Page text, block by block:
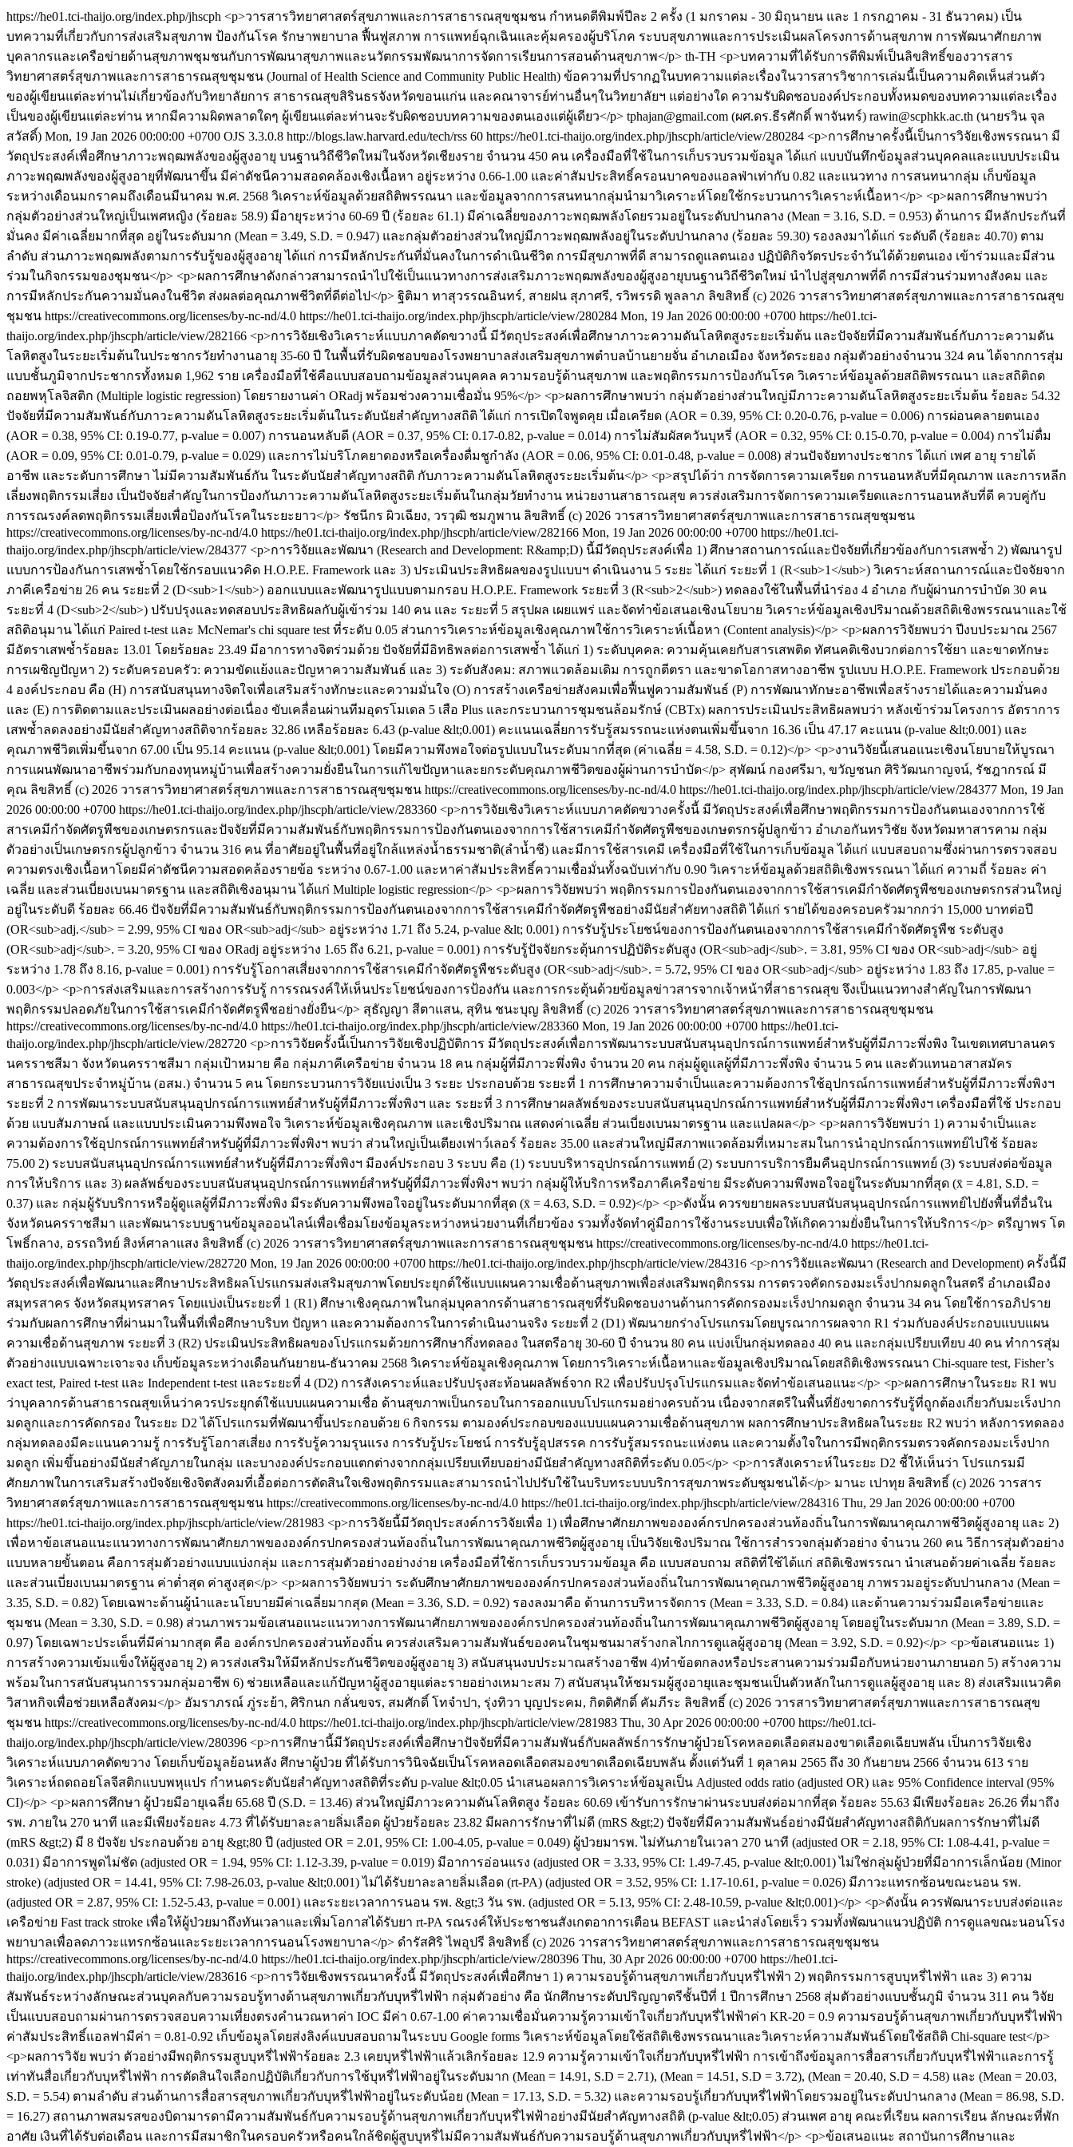
https://he01.tci-thaijo.org/index.php/jhscph <p>วารสารวิทยาศาสตร์สุขภาพและการสาธารณสุขชุมชน กำหนดตีพิมพ์ปีละ 2 ครั้ง (1 มกราคม - 30 มิถุนายน และ 1 กรกฎาคม - 31 ธันวาคม) เป็น
บทความที่เกี่ยวกับการส่งเสริมสุขภาพ ป้องกันโรค รักษาพยาบาล ฟื้นฟูสภาพ การแพทย์ฉุกเฉินและคุ้มครองผู้บริโภค ระบบสุขภาพและการประเมินผลโครงการด้านสุขภาพ การพัฒนาศักยภาพ
บุคลากรและเครือข่ายด้านสุขภาพชุมชนกับการพัฒนาสุขภาพและนวัตกรรมพัฒนาการจัดการเรียนการสอนด้านสุขภาพ</p> th-TH <p>บทความที่ได้รับการตีพิมพ์เป็นลิขสิทธิ์ของวารสาร
วิทยาศาสตร์สุขภาพและการสาธารณสุขชุมชน (Journal of Health Science and Community Public Health) ข้อความที่ปรากฏในบทความแต่ละเรื่องในวารสารวิชาการเล่มนี้เป็นความคิดเห็นส่วนตัว
ของผู้เขียนแต่ละท่านไม่เกี่ยวข้องกับวิทยาลัยการ สาธารณสุขสิรินธรจังหวัดขอนแก่น และคณาจารย์ท่านอื่นๆในวิทยาลัยฯ แต่อย่างใด ความรับผิดชอบองค์ประกอบทั้งหมดของบทความแต่ละเรื่อง
เป็นของผู้เขียนแต่ละท่าน หากมีความผิดพลาดใดๆ ผู้เขียนแต่ละท่านจะรับผิดชอบบทความของตนเองแต่ผู้เดียว</p> tphajan@gmail.com (ผศ.ดร.ธีรศักดิ์ พาจันทร์) rawin@scphkk.ac.th (นายรวิน จุล
สวัสดิ์) Mon, 19 Jan 2026 00:00:00 +0700 OJS 3.3.0.8 http://blogs.law.harvard.edu/tech/rss 60 https://he01.tci-thaijo.org/index.php/jhscph/article/view/280284 <p>การศึกษาครั้งนี้เป็นการวิจัยเชิงพรรณนา มี
วัตถุประสงค์เพื่อศึกษาภาวะพฤฒพลังของผู้สูงอายุ บนฐานวิถีชีวิตใหม่ในจังหวัดเชียงราย จำนวน 450 คน เครื่องมือที่ใช้ในการเก็บรวบรวมข้อมูล ได้แก่ แบบบันทึกข้อมูลส่วนบุคคลและแบบประเมิน
ภาวะพฤฒพลังของผู้สูงอายุที่พัฒนาขึ้น มีค่าดัชนีความสอดคล้องเชิงเนื้อหา อยู่ระหว่าง 0.66-1.00 และค่าสัมประสิทธิ์ครอนบาคของแอลฟ่าเท่ากับ 0.82 และแนวทาง การสนทนากลุ่ม เก็บข้อมูล
ระหว่างเดือนมกราคมถึงเดือนมีนาคม พ.ศ. 2568 วิเคราะห์ข้อมูลด้วยสถิติพรรณนา และข้อมูลจากการสนทนากลุ่มนำมาวิเคราะห์โดยใช้กระบวนการวิเคราะห์เนื้อหา</p> <p>ผลการศึกษาพบว่า
กลุ่มตัวอย่างส่วนใหญ่เป็นเพศหญิง (ร้อยละ 58.9) มีอายุระหว่าง 60-69 ปี (ร้อยละ 61.1) มีค่าเฉลี่ยของภาวะพฤฒพลังโดยรวมอยู่ในระดับปานกลาง (Mean = 3.16, S.D. = 0.953) ด้านการ มีหลักประกันที่
มั่นคง มีค่าเฉลี่ยมากที่สุด อยู่ในระดับมาก (Mean = 3.49, S.D. = 0.947) และกลุ่มตัวอย่างส่วนใหญ่มีภาวะพฤฒพลังอยู่ในระดับปานกลาง (ร้อยละ 59.30) รองลงมาได้แก่ ระดับดี (ร้อยละ 40.70) ตาม
ลำดับ ส่วนภาวะพฤฒพลังตามการรับรู้ของผู้สูงอายุ ได้แก่ การมีหลักประกันที่มั่นคงในการดำเนินชีวิต การมีสุขภาพที่ดี สามารถดูแลตนเอง ปฏิบัติกิจวัตรประจำวันได้ด้วยตนเอง เข้าร่วมและมีส่วน
ร่วมในกิจกรรมของชุมชน</p> <p>ผลการศึกษาดังกล่าวสามารถนำไปใช้เป็นแนวทางการส่งเสริมภาวะพฤฒพลังของผู้สูงอายุบนฐานวิถีชีวิตใหม่ นำไปสู่สุขภาพที่ดี การมีส่วนร่วมทางสังคม และ
การมีหลักประกันความมั่นคงในชีวิต ส่งผลต่อคุณภาพชีวิตที่ดีต่อไป</p> ฐิติมา ทาสุวรรณอินทร์, สายฝน สุภาศรี, รวิพรรดิ พูลลาภ ลิขสิทธิ์ (c) 2026 วารสารวิทยาศาสตร์สุขภาพและการสาธารณสุข
ชุมชน https://creativecommons.org/licenses/by-nc-nd/4.0 https://he01.tci-thaijo.org/index.php/jhscph/article/view/280284 Mon, 19 Jan 2026 00:00:00 +0700 https://he01.tci-
thaijo.org/index.php/jhscph/article/view/282166 <p>การวิจัยเชิงวิเคราะห์แบบภาคตัดขวางนี้ มีวัตถุประสงค์เพื่อศึกษาภาวะความดันโลหิตสูงระยะเริ่มต้น และปัจจัยที่มีความสัมพันธ์กับภาวะความดัน
โลหิตสูงในระยะเริ่มต้นในประชากรวัยทำงานอายุ 35-60 ปี ในพื้นที่รับผิดชอบของโรงพยาบาลส่งเสริมสุขภาพตำบลบ้านยายจั่น อำเภอเมือง จังหวัดระยอง กลุ่มตัวอย่างจำนวน 324 คน ได้จากการสุ่ม
แบบชั้นภูมิจากประชากรทั้งหมด 1,962 ราย เครื่องมือที่ใช้คือแบบสอบถามข้อมูลส่วนบุคคล ความรอบรู้ด้านสุขภาพ และพฤติกรรมการป้องกันโรค วิเคราะห์ข้อมูลด้วยสถิติพรรณนา และสถิติถด
ถอยพหุโลจิสติก (Multiple logistic regression) โดยรายงานค่า ORadj พร้อมช่วงความเชื่อมั่น 95%</p> <p>ผลการศึกษาพบว่า กลุ่มตัวอย่างส่วนใหญ่มีภาวะความดันโลหิตสูงระยะเริ่มต้น ร้อยละ 54.32
ปัจจัยที่มีความสัมพันธ์กับภาวะความดันโลหิตสูงระยะเริ่มต้นในระดับนัยสำคัญทางสถิติ ได้แก่ การเปิดใจพูดคุย เมื่อเครียด (AOR = 0.39, 95% CI: 0.20-0.76, p-value = 0.006) การผ่อนคลายตนเอง
(AOR = 0.38, 95% CI: 0.19-0.77, p-value = 0.007) การนอนหลับดี (AOR = 0.37, 95% CI: 0.17-0.82, p-value = 0.014) การไม่สัมผัสควันบุหรี่ (AOR = 0.32, 95% CI: 0.15-0.70, p-value = 0.004) การไม่ดื่ม
(AOR = 0.09, 95% CI: 0.01-0.79, p-value = 0.029) และการไม่บริโภคยาดองหรือเครื่องดื่มชูกำลัง (AOR = 0.06, 95% CI: 0.01-0.48, p-value = 0.008) ส่วนปัจจัยทางประชากร ได้แก่ เพศ อายุ รายได้
อาชีพ และระดับการศึกษา ไม่มีความสัมพันธ์กัน ในระดับนัยสำคัญทางสถิติ กับภาวะความดันโลหิตสูงระยะเริ่มต้น</p> <p>สรุปได้ว่า การจัดการความเครียด การนอนหลับที่มีคุณภาพ และการหลีก
เลี่ยงพฤติกรรมเสี่ยง เป็นปัจจัยสำคัญในการป้องกันภาวะความดันโลหิตสูงระยะเริ่มต้นในกลุ่มวัยทำงาน หน่วยงานสาธารณสุข ควรส่งเสริมการจัดการความเครียดและการนอนหลับที่ดี ควบคู่กับ
การรณรงค์ลดพฤติกรรมเสี่ยงเพื่อป้องกันโรคในระยะยาว</p> รัชนีกร ผิวเฉียง, วรวุฒิ ชมภูพาน ลิขสิทธิ์ (c) 2026 วารสารวิทยาศาสตร์สุขภาพและการสาธารณสุขชุมชน
https://creativecommons.org/licenses/by-nc-nd/4.0 https://he01.tci-thaijo.org/index.php/jhscph/article/view/282166 Mon, 19 Jan 2026 00:00:00 +0700 https://he01.tci-
thaijo.org/index.php/jhscph/article/view/284377 <p>การวิจัยและพัฒนา (Research and Development: R&amp;D) นี้มีวัตถุประสงค์เพื่อ 1) ศึกษาสถานการณ์และปัจจัยที่เกี่ยวข้องกับการเสพซ้ำ 2) พัฒนารูป
แบบการป้องกันการเสพซ้ำโดยใช้กรอบแนวคิด H.O.P.E. Framework และ 3) ประเมินประสิทธิผลของรูปแบบฯ ดำเนินงาน 5 ระยะ ได้แก่ ระยะที่ 1 (R<sub>1</sub>) วิเคราะห์สถานการณ์และปัจจัยจาก
ภาคีเครือข่าย 26 คน ระยะที่ 2 (D<sub>1</sub>) ออกแบบและพัฒนารูปแบบตามกรอบ H.O.P.E. Framework ระยะที่ 3 (R<sub>2</sub>) ทดลองใช้ในพื้นที่นำร่อง 4 อำเภอ กับผู้ผ่านการบำบัด 30 คน
ระยะที่ 4 (D<sub>2</sub>) ปรับปรุงและทดสอบประสิทธิผลกับผู้เข้าร่วม 140 คน และ ระยะที่ 5 สรุปผล เผยแพร่ และจัดทำข้อเสนอเชิงนโยบาย วิเคราะห์ข้อมูลเชิงปริมาณด้วยสถิติเชิงพรรณนาและใช้
สถิติอนุมาน ได้แก่ Paired t-test และ McNemar's chi square test ที่ระดับ 0.05 ส่วนการวิเคราะห์ข้อมูลเชิงคุณภาพใช้การวิเคราะห์เนื้อหา (Content analysis)</p> <p>ผลการวิจัยพบว่า ปีงบประมาณ 2567
มีอัตราเสพซ้ำร้อยละ 13.01 โดยร้อยละ 23.49 มีอาการทางจิตร่วมด้วย ปัจจัยที่มีอิทธิพลต่อการเสพซ้ำ ได้แก่ 1) ระดับบุคคล: ความคุ้นเคยกับสารเสพติด ทัศนคติเชิงบวกต่อการใช้ยา และขาดทักษะ
การเผชิญปัญหา 2) ระดับครอบครัว: ความขัดแย้งและปัญหาความสัมพันธ์ และ 3) ระดับสังคม: สภาพแวดล้อมเดิม การถูกตีตรา และขาดโอกาสทางอาชีพ รูปแบบ H.O.P.E. Framework ประกอบด้วย
4 องค์ประกอบ คือ (H) การสนับสนุนทางจิตใจเพื่อเสริมสร้างทักษะและความมั่นใจ (O) การสร้างเครือข่ายสังคมเพื่อฟื้นฟูความสัมพันธ์ (P) การพัฒนาทักษะอาชีพเพื่อสร้างรายได้และความมั่นคง
และ (E) การติดตามและประเมินผลอย่างต่อเนื่อง ขับเคลื่อนผ่านทีมอุดรโมเดล 5 เสือ Plus และกระบวนการชุมชนล้อมรักษ์ (CBTx) ผลการประเมินประสิทธิผลพบว่า หลังเข้าร่วมโครงการ อัตราการ
เสพซ้ำลดลงอย่างมีนัยสำคัญทางสถิติจากร้อยละ 32.86 เหลือร้อยละ 6.43 (p-value &lt;0.001) คะแนนเฉลี่ยการรับรู้สมรรถนะแห่งตนเพิ่มขึ้นจาก 16.36 เป็น 47.17 คะแนน (p-value &lt;0.001) และ
คุณภาพชีวิตเพิ่มขึ้นจาก 67.00 เป็น 95.14 คะแนน (p-value &lt;0.001) โดยมีความพึงพอใจต่อรูปแบบในระดับมากที่สุด (ค่าเฉลี่ย = 4.58, S.D. = 0.12)</p> <p>งานวิจัยนี้เสนอแนะเชิงนโยบายให้บูรณา
การแผนพัฒนาอาชีพร่วมกับกองทุนหมู่บ้านเพื่อสร้างความยั่งยืนในการแก้ไขปัญหาและยกระดับคุณภาพชีวิตของผู้ผ่านการบำบัด</p> สุพัฒน์ กองศรีมา, ขวัญชนก ศิริวัฒนกาญจน์, รัชฎากรณ์ มี
คุณ ลิขสิทธิ์ (c) 2026 วารสารวิทยาศาสตร์สุขภาพและการสาธารณสุขชุมชน https://creativecommons.org/licenses/by-nc-nd/4.0 https://he01.tci-thaijo.org/index.php/jhscph/article/view/284377 Mon, 19 Jan
2026 00:00:00 +0700 https://he01.tci-thaijo.org/index.php/jhscph/article/view/283360 <p>การวิจัยเชิงวิเคราะห์แบบภาคตัดขวางครั้งนี้ มีวัตถุประสงค์เพื่อศึกษาพฤติกรรมการป้องกันตนเองจากการใช้
สารเคมีกำจัดศัตรูพืชของเกษตรกรและปัจจัยที่มีความสัมพันธ์กับพฤติกรรมการป้องกันตนเองจากการใช้สารเคมีกำจัดศัตรูพืชของเกษตรกรผู้ปลูกข้าว อำเภอกันทรวิชัย จังหวัดมหาสารคาม กลุ่ม
ตัวอย่างเป็นเกษตรกรผู้ปลูกข้าว จำนวน 316 คน ที่อาศัยอยู่ในพื้นที่อยู่ใกล้แหล่งน้ำธรรมชาติ(ลำน้ำชี) และมีการใช้สารเคมี เครื่องมือที่ใช้ในการเก็บข้อมูล ได้แก่ แบบสอบถามซึ่งผ่านการตรวจสอบ
ความตรงเชิงเนื้อหาโดยมีค่าดัชนีความสอดคล้องรายข้อ ระหว่าง 0.67-1.00 และหาค่าสัมประสิทธิ์ความเชื่อมั่นทั้งฉบับเท่ากับ 0.90 วิเคราะห์ข้อมูลด้วยสถิติเชิงพรรณนา ได้แก่ ความถี่ ร้อยละ ค่า
เฉลี่ย และส่วนเบี่ยงเบนมาตรฐาน และสถิติเชิงอนุมาน ได้แก่ Multiple logistic regression</p> <p>ผลการวิจัยพบว่า พฤติกรรมการป้องกันตนเองจากการใช้สารเคมีกำจัดศัตรูพืชของเกษตรกรส่วนใหญ่
อยู่ในระดับดี ร้อยละ 66.46 ปัจจัยที่มีความสัมพันธ์กับพฤติกรรมการป้องกันตนเองจากการใช้สารเคมีกำจัดศัตรูพืชอย่างมีนัยสำคัยทางสถิติ ได้แก่ รายได้ของครอบครัวมากกว่า 15,000 บาทต่อปี
(OR<sub>adj.</sub> = 2.99, 95% CI ของ OR<sub>adj</sub> อยู่ระหว่าง 1.71 ถึง 5.24, p-value &lt; 0.001) การรับรู้ประโยชน์ของการป้องกันตนเองจากการใช้สารเคมีกำจัดศัตรูพืช ระดับสูง
(OR<sub>adj</sub>. = 3.20, 95% CI ของ ORadj อยู่ระหว่าง 1.65 ถึง 6.21, p-value = 0.001) การรับรู้ปัจจัยกระตุ้นการปฏิบัติระดับสูง (OR<sub>adj</sub>. = 3.81, 95% CI ของ OR<sub>adj</sub> อยู่
ระหว่าง 1.78 ถึง 8.16, p-value = 0.001) การรับรู้โอกาสเสี่ยงจากการใช้สารเคมีกำจัดศัตรูพืชระดับสูง (OR<sub>adj</sub>. = 5.72, 95% CI ของ OR<sub>adj</sub> อยู่ระหว่าง 1.83 ถึง 17.85, p-value =
0.003</p> <p>การส่งเสริมและการสร้างการรับรู้ การรณรงค์ให้เห็นประโยชน์ของการป้องกัน และการกระตุ้นด้วยข้อมูลข่าวสารจากเจ้าหน้าที่สาธารณสุข จึงเป็นแนวทางสำคัญในการพัฒนา
พฤติกรรมปลอดภัยในการใช้สารเคมีกำจัดศัตรูพืชอย่างยั่งยืน</p> สุธัญญา สีตาแสน, สุทิน ชนะบุญ ลิขสิทธิ์ (c) 2026 วารสารวิทยาศาสตร์สุขภาพและการสาธารณสุขชุมชน
https://creativecommons.org/licenses/by-nc-nd/4.0 https://he01.tci-thaijo.org/index.php/jhscph/article/view/283360 Mon, 19 Jan 2026 00:00:00 +0700 https://he01.tci-
thaijo.org/index.php/jhscph/article/view/282720 <p>การวิจัยครั้งนี้เป็นการวิจัยเชิงปฏิบัติการ มีวัตถุประสงค์เพื่อการพัฒนาระบบสนับสนุนอุปกรณ์การแพทย์สำหรับผู้ที่มีภาวะพึ่งพิง ในเขตเทศบาลนคร
นครราชสีมา จังหวัดนครราชสีมา กลุ่มเป้าหมาย คือ กลุ่มภาคีเครือข่าย จำนวน 18 คน กลุ่มผู้ที่มีภาวะพึ่งพิง จำนวน 20 คน กลุ่มผู้ดูแลผู้ที่มีภาวะพึ่งพิง จำนวน 5 คน และตัวแทนอาสาสมัคร
สาธารณสุขประจำหมู่บ้าน (อสม.) จำนวน 5 คน โดยกระบวนการวิจัยแบ่งเป็น 3 ระยะ ประกอบด้วย ระยะที่ 1 การศึกษาความจำเป็นและความต้องการใช้อุปกรณ์การแพทย์สำหรับผู้ที่มีภาวะพึ่งพิงฯ
ระยะที่ 2 การพัฒนาระบบสนับสนุนอุปกรณ์การแพทย์สำหรับผู้ที่มีภาวะพึ่งพิงฯ และ ระยะที่ 3 การศึกษาผลลัพธ์ของระบบสนับสนุนอุปกรณ์การแพทย์สำหรับผู้ที่มีภาวะพึ่งพิงฯ เครื่องมือที่ใช้ ประกอบ
ด้วย แบบสัมภาษณ์ และแบบประเมินความพึงพอใจ วิเคราะห์ข้อมูลเชิงคุณภาพ และเชิงปริมาณ แสดงค่าเฉลี่ย ส่วนเบี่ยงเบนมาตรฐาน และแปลผล</p> <p>ผลการวิจัยพบว่า 1) ความจำเป็นและ
ความต้องการใช้อุปกรณ์การแพทย์สำหรับผู้ที่มีภาวะพึ่งพิงฯ พบว่า ส่วนใหญ่เป็นเตียงเฟาว์เลอร์ ร้อยละ 35.00 และส่วนใหญ่มีสภาพแวดล้อมที่เหมาะสมในการนำอุปกรณ์การแพทย์ไปใช้ ร้อยละ
75.00 2) ระบบสนับสนุนอุปกรณ์การแพทย์สำหรับผู้ที่มีภาวะพึ่งพิงฯ มีองค์ประกอบ 3 ระบบ คือ (1) ระบบบริหารอุปกรณ์การแพทย์ (2) ระบบการบริการยืมคืนอุปกรณ์การแพทย์ (3) ระบบส่งต่อข้อมูล
การให้บริการ และ 3) ผลลัพธ์ของระบบสนับสนุนอุปกรณ์การแพทย์สำหรับผู้ที่มีภาวะพึ่งพิงฯ พบว่า กลุ่มผู้ให้บริการหรือภาคีเครือข่าย มีระดับความพึงพอใจอยู่ในระดับมากที่สุด (x̄ = 4.81, S.D. =
0.37) และ กลุ่มผู้รับบริการหรือผู้ดูแลผู้ที่มีภาวะพึ่งพิง มีระดับความพึงพอใจอยู่ในระดับมากที่สุด (x̄ = 4.63, S.D. = 0.92)</p> <p>ดังนั้น ควรขยายผลระบบสนับสนุนอุปกรณ์การแพทย์ไปยังพื้นที่อื่นใน
จังหวัดนครราชสีมา และพัฒนาระบบฐานข้อมูลออนไลน์เพื่อเชื่อมโยงข้อมูลระหว่างหน่วยงานที่เกี่ยวข้อง รวมทั้งจัดทำคู่มือการใช้งานระบบเพื่อให้เกิดความยั่งยืนในการให้บริการ</p> ตรีญาพร โต
โพธิ์กลาง, อรรถวิทย์ สิงห์ศาลาแสง ลิขสิทธิ์ (c) 2026 วารสารวิทยาศาสตร์สุขภาพและการสาธารณสุขชุมชน https://creativecommons.org/licenses/by-nc-nd/4.0 https://he01.tci-
thaijo.org/index.php/jhscph/article/view/282720 Mon, 19 Jan 2026 00:00:00 +0700 https://he01.tci-thaijo.org/index.php/jhscph/article/view/284316 <p>การวิจัยและพัฒนา (Research and Development) ครั้งนี้มี
วัตถุประสงค์เพื่อพัฒนาและศึกษาประสิทธิผลโปรแกรมส่งเสริมสุขภาพโดยประยุกต์ใช้แบบแผนความเชื่อด้านสุขภาพเพื่อส่งเสริมพฤติกรรม การตรวจคัดกรองมะเร็งปากมดลูกในสตรี อำเภอเมือง
สมุทรสาคร จังหวัดสมุทรสาคร โดยแบ่งเป็นระยะที่ 1 (R1) ศึกษาเชิงคุณภาพในกลุ่มบุคลากรด้านสาธารณสุขที่รับผิดชอบงานด้านการคัดกรองมะเร็งปากมดลูก จำนวน 34 คน โดยใช้การอภิปราย
ร่วมกับผลการศึกษาที่ผ่านมาในพื้นที่เพื่อศึกษาบริบท ปัญหา และความต้องการในการดำเนินงานจริง ระยะที่ 2 (D1) พัฒนายกร่างโปรแกรมโดยบูรณาการผลจาก R1 ร่วมกับองค์ประกอบแบบแผน
ความเชื่อด้านสุขภาพ ระยะที่ 3 (R2) ประเมินประสิทธิผลของโปรแกรมด้วยการศึกษากึ่งทดลอง ในสตรีอายุ 30-60 ปี จำนวน 80 คน แบ่งเป็นกลุ่มทดลอง 40 คน และกลุ่มเปรียบเทียบ 40 คน ทำการสุ่ม
ตัวอย่างแบบเฉพาะเจาะจง เก็บข้อมูลระหว่างเดือนกันยายน-ธันวาคม 2568 วิเคราะห์ข้อมูลเชิงคุณภาพ โดยการวิเคราะห์เนื้อหาและข้อมูลเชิงปริมาณโดยสถิติเชิงพรรณนา Chi-square test, Fisher’s
exact test, Paired t-test และ Independent t-test และระยะที่ 4 (D2) การสังเคราะห์และปรับปรุงสะท้อนผลลัพธ์จาก R2 เพื่อปรับปรุงโปรแกรมและจัดทำข้อเสนอแนะ</p> <p>ผลการศึกษาในระยะ R1 พบ
ว่าบุคลากรด้านสาธารณสุขเห็นว่าควรประยุกต์ใช้แบบแผนความเชื่อ ด้านสุขภาพเป็นกรอบในการออกแบบโปรแกรมอย่างครบถ้วน เนื่องจากสตรีในพื้นที่ยังขาดการรับรู้ที่ถูกต้องเกี่ยวกับมะเร็งปาก
มดลูกและการคัดกรอง ในระยะ D2 ได้โปรแกรมที่พัฒนาขึ้นประกอบด้วย 6 กิจกรรม ตามองค์ประกอบของแบบแผนความเชื่อด้านสุขภาพ ผลการศึกษาประสิทธิผลในระยะ R2 พบว่า หลังการทดลอง
กลุ่มทดลองมีคะแนนความรู้ การรับรู้โอกาสเสี่ยง การรับรู้ความรุนแรง การรับรู้ประโยชน์ การรับรู้อุปสรรค การรับรู้สมรรถนะแห่งตน และความตั้งใจในการมีพฤติกรรมตรวจคัดกรองมะเร็งปาก
มดลูก เพิ่มขึ้นอย่างมีนัยสำคัญภายในกลุ่ม และบางองค์ประกอบแตกต่างจากกลุ่มเปรียบเทียบอย่างมีนัยสำคัญทางสถิติที่ระดับ 0.05</p> <p>การสังเคราะห์ในระยะ D2 ชี้ให้เห็นว่า โปรแกรมมี
ศักยภาพในการเสริมสร้างปัจจัยเชิงจิตสังคมที่เอื้อต่อการตัดสินใจเชิงพฤติกรรมและสามารถนำไปปรับใช้ในบริบทระบบบริการสุขภาพระดับชุมชนได้</p> มานะ เปาทุย ลิขสิทธิ์ (c) 2026 วารสาร
วิทยาศาสตร์สุขภาพและการสาธารณสุขชุมชน https://creativecommons.org/licenses/by-nc-nd/4.0 https://he01.tci-thaijo.org/index.php/jhscph/article/view/284316 Thu, 29 Jan 2026 00:00:00 +0700
https://he01.tci-thaijo.org/index.php/jhscph/article/view/281983 <p>การวิจัยนี้มีวัตถุประสงค์การวิจัยเพื่อ 1) เพื่อศึกษาศักยภาพขององค์กรปกครองส่วนท้องถิ่นในการพัฒนาคุณภาพชีวิตผู้สูงอายุ และ 2)
เพื่อหาข้อเสนอแนะแนวทางการพัฒนาศักยภาพขององค์กรปกครองส่วนท้องถิ่นในการพัฒนาคุณภาพชีวิตผู้สูงอายุ เป็นวิจัยเชิงปริมาณ ใช้การสำรวจกลุ่มตัวอย่าง จำนวน 260 คน วิธีการสุ่มตัวอย่าง
แบบหลายขั้นตอน คือการสุ่มตัวอย่างแบบแบ่งกลุ่ม และการสุ่มตัวอย่างอย่างง่าย เครื่องมือที่ใช้การเก็บรวบรวมข้อมูล คือ แบบสอบถาม สถิติที่ใช้ได้แก่ สถิติเชิงพรรณา นำเสนอด้วยค่าเฉลี่ย ร้อยละ
และส่วนเบี่ยงเบนมาตรฐาน ค่าต่ำสุด ค่าสูงสุด</p> <p>ผลการวิจัยพบว่า ระดับศึกษาศักยภาพขององค์กรปกครองส่วนท้องถิ่นในการพัฒนาคุณภาพชีวิตผู้สูงอายุ ภาพรวมอยู่ระดับปานกลาง (Mean =
3.35, S.D. = 0.82) โดยเฉพาะด้านผู้นำและนโยบายมีค่าเฉลี่ยมากสุด (Mean = 3.36, S.D. = 0.92) รองลงมาคือ ด้านการบริหารจัดการ (Mean = 3.33, S.D. = 0.84) และด้านความร่วมมือเครือข่ายและ
ชุมชน (Mean = 3.30, S.D. = 0.98) ส่วนภาพรวมข้อเสนอแนะแนวทางการพัฒนาศักยภาพขององค์กรปกครองส่วนท้องถิ่นในการพัฒนาคุณภาพชีวิตผู้สูงอายุ โดยอยู่ในระดับมาก (Mean = 3.89, S.D. =
0.97) โดยเฉพาะประเด็นที่มีค่ามากสุด คือ องค์กรปกครองส่วนท้องถิ่น ควรส่งเสริมความสัมพันธ์ของคนในชุมชนมาสร้างกลไกการดูแลผู้สูงอายุ (Mean = 3.92, S.D. = 0.92)</p> <p>ข้อเสนอแนะ 1)
การสร้างความเข้มแข็งให้ผู้สูงอายุ 2) ควรส่งเสริมให้มีหลักประกันชีวิตของผู้สูงอายุ 3) สนับสนุนงบประมาณสร้างอาชีพ 4)ทำข้อตกลงหรือประสานความร่วมมือกับหน่วยงานภายนอก 5) สร้างความ
พร้อมในการสนับสนุนการรวมกลุ่มอาชีพ 6) ช่วยเหลือและแก้ปัญหาผู้สูงอายุแต่ละรายอย่างเหมาะสม 7) สนับสนุนให้ชมรมผู้สูงอายุและชุมชนเป็นตัวหลักในการดูแลผู้สูงอายุ และ 8) ส่งเสริมแนวคิด
วิสาหกิจเพื่อช่วยเหลือสังคม</p> อัมราภรณ์ ภู่ระย้า, ศิริกนก กลั่นขจร, สมศักดิ์ โทจำปา, รุ่งทิวา บุญประคม, กิตติศักดิ์ คัมภีระ ลิขสิทธิ์ (c) 2026 วารสารวิทยาศาสตร์สุขภาพและการสาธารณสุข
ชุมชน https://creativecommons.org/licenses/by-nc-nd/4.0 https://he01.tci-thaijo.org/index.php/jhscph/article/view/281983 Thu, 30 Apr 2026 00:00:00 +0700 https://he01.tci-
thaijo.org/index.php/jhscph/article/view/280396 <p>การศึกษานี้มีวัตถุประสงค์เพื่อศึกษาปัจจัยที่มีความสัมพันธ์กับผลลัพธ์การรักษาผู้ป่วยโรคหลอดเลือดสมองขาดเลือดเฉียบพลัน เป็นการวิจัยเชิง
วิเคราะห์แบบภาคตัดขวาง โดยเก็บข้อมูลย้อนหลัง ศึกษาผู้ป่วย ที่ได้รับการวินิจฉัยเป็นโรคหลอดเลือดสมองขาดเลือดเฉียบพลัน ตั้งแต่วันที่ 1 ตุลาคม 2565 ถึง 30 กันยายน 2566 จำนวน 613 ราย
วิเคราะห์ถดถอยโลจีสติกแบบพหุแปร กำหนดระดับนัยสำคัญทางสถิติที่ระดับ p-value &lt;0.05 นำเสนอผลการวิเคราะห์ข้อมูลเป็น Adjusted odds ratio (adjusted OR) และ 95% Confidence interval (95%
CI)</p> <p>ผลการศึกษา ผู้ป่วยมีอายุเฉลี่ย 65.68 ปี (S.D. = 13.46) ส่วนใหญ่มีภาวะความดันโลหิตสูง ร้อยละ 60.69 เข้ารับการรักษาผ่านระบบส่งต่อมากที่สุด ร้อยละ 55.63 มีเพียงร้อยละ 26.26 ที่มาถึง
รพ. ภายใน 270 นาที และมีเพียงร้อยละ 4.73 ที่ได้รับยาละลายลิ่มเลือด ผู้ป่วยร้อยละ 23.82 มีผลการรักษาที่ไม่ดี (mRS &gt;2) ปัจจัยที่มีความสัมพันธ์อย่างมีนัยสำคัญทางสถิติกับผลการรักษาที่ไม่ดี
(mRS &gt;2) มี 8 ปัจจัย ประกอบด้วย อายุ &gt;80 ปี (adjusted OR = 2.01, 95% CI: 1.00-4.05, p-value = 0.049) ผู้ป่วยมารพ. ไม่ทันภายในเวลา 270 นาที (adjusted OR = 2.18, 95% CI: 1.08-4.41, p-value =
0.031) มีอาการพูดไม่ชัด (adjusted OR = 1.94, 95% CI: 1.12-3.39, p-value = 0.019) มีอาการอ่อนแรง (adjusted OR = 3.33, 95% CI: 1.49-7.45, p-value &lt;0.001) ไม่ใช่กลุ่มผู้ป่วยที่มีอาการเล็กน้อย (Minor
stroke) (adjusted OR = 14.41, 95% CI: 7.98-26.03, p-value &lt;0.001) ไม่ได้รับยาละลายลิ่มเลือด (rt-PA) (adjusted OR = 3.52, 95% CI: 1.17-10.61, p-value = 0.026) มีภาวะแทรกซ้อนขณะนอน รพ.
(adjusted OR = 2.87, 95% CI: 1.52-5.43, p-value = 0.001) และระยะเวลาการนอน รพ. &gt;3 วัน รพ. (adjusted OR = 5.13, 95% CI: 2.48-10.59, p-value &lt;0.001)</p> <p>ดังนั้น ควรพัฒนาระบบส่งต่อและ
เครือข่าย Fast track stroke เพื่อให้ผู้ป่วยมาถึงทันเวลาและเพิ่มโอกาสได้รับยา rt-PA รณรงค์ให้ประชาชนสังเกตอาการเตือน BEFAST และนำส่งโดยเร็ว รวมทั้งพัฒนาแนวปฏิบัติ การดูแลขณะนอนโรง
พยาบาลเพื่อลดภาวะแทรกซ้อนและระยะเวลาการนอนโรงพยาบาล</p> ดำรัสศิริ ไพอุปรี ลิขสิทธิ์ (c) 2026 วารสารวิทยาศาสตร์สุขภาพและการสาธารณสุขชุมชน
https://creativecommons.org/licenses/by-nc-nd/4.0 https://he01.tci-thaijo.org/index.php/jhscph/article/view/280396 Thu, 30 Apr 2026 00:00:00 +0700 https://he01.tci-
thaijo.org/index.php/jhscph/article/view/283616 <p>การวิจัยเชิงพรรณนาครั้งนี้ มีวัตถุประสงค์เพื่อศึกษา 1) ความรอบรู้ด้านสุขภาพเกี่ยวกับบุหรี่ไฟฟ้า 2) พฤติกรรมการสูบบุหรี่ไฟฟ้า และ 3) ความ
สัมพันธ์ระหว่างลักษณะส่วนบุคลกับความรอบรู้ทางด้านสุขภาพเกี่ยวกับบุหรี่ไฟฟ้า กลุ่มตัวอย่าง คือ นักศึกษาระดับปริญญาตรีชั้นปีที่ 1 ปีการศึกษา 2568 สุ่มตัวอย่างแบบชั้นภูมิ จำนวน 311 คน วิจัย
เป็นแบบสอบถามผ่านการตรวจสอบความเที่ยงตรงคำนวณหาค่า IOC มีค่า 0.67-1.00 ค่าความเชื่อมั่นความรู้ความเข้าใจเกี่ยวกับบุหรี่ไฟฟ้าค่า KR-20 = 0.9 ความรอบรู้ด้านสุขภาพเกี่ยวกับบุหรี่ไฟฟ้า
ค่าสัมประสิทธิ์แอลฟามีค่า = 0.81-0.92 เก็บข้อมูลโดยส่งลิงค์แบบสอบถามในระบบ Google forms วิเคราะห์ข้อมูลโดยใช้สถิติเชิงพรรณนาและวิเคราะห์ความสัมพันธ์โดยใช้สถิติ Chi-square test</p>
<p>ผลการวิจัย พบว่า ตัวอย่างมีพฤติกรรมสูบบุหรี่ไฟฟ้าร้อยละ 2.3 เคยบุหรี่ไฟฟ้าแล้วเลิกร้อยละ 12.9 ความรู้ความเข้าใจเกี่ยวกับบุหรี่ไฟฟ้า การเข้าถึงข้อมูลการสื่อสารเกี่ยวกับบุหรี่ไฟฟ้าและการรู้
เท่าทันสื่อเกี่ยวกับบุหรี่ไฟฟ้า การตัดสินใจเลือกปฏิบัติเกี่ยวกับการใช้บุหรี่ไฟฟ้าอยู่ในระดับมาก (Mean = 14.91, S.D = 2.71), (Mean = 14.51, S.D = 3.72), (Mean = 20.40, S.D = 4.58) และ (Mean = 20.03,
S.D. = 5.54) ตามลำดับ ส่วนด้านการสื่อสารสุขภาพเกี่ยวกับบุหรี่ไฟฟ้าอยู่ในระดับน้อย (Mean = 17.13, S.D. = 5.32) และความรอบรู้เกี่ยวกับบุหรี่ไฟฟ้าโดยรวมอยู่ในระดับปานกลาง (Mean = 86.98, S.D.
= 16.27) สถานภาพสมรสของบิดามารดามีความสัมพันธ์กับความรอบรู้ด้านสุขภาพเกี่ยวกับบุหรี่ไฟฟ้าอย่างมีนัยสำคัญทางสถิติ (p-value &lt;0.05) ส่วนเพศ อายุ คณะที่เรียน ผลการเรียน ลักษณะที่พัก
อาศัย เงินที่ได้รับต่อเดือน และการมีสมาชิกในครอบครัวหรือคนใกล้ชิดผู้สูบบุหรี่ไม่มีความสัมพันธ์กับความรอบรู้ด้านสุขภาพเกี่ยวกับบุหรี่ไฟฟ้า</p> <p>ข้อเสนอแนะ สถาบันการศึกษาและ